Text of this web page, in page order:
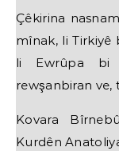
Çêkirina
mînak, li Tirkiyê
li Ewrûpa bi
rewşanbiran ve,
Kovara
Kurdên